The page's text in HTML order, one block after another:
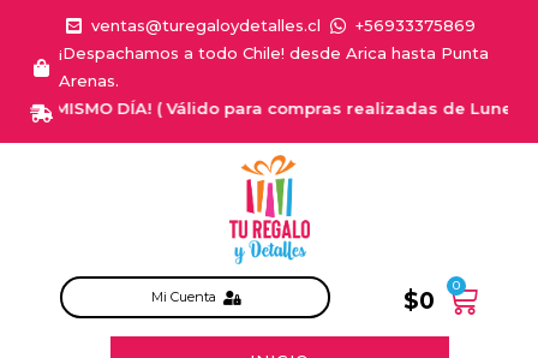
ventas@turegaloydetalles.cl
+56933375869
¡Despachamos a todo Chile! desde Arica hasta Punta
Arenas.
EL MISMO DÍA! ( Válido para compras realizadas de Lunes
Mi Cuenta $0
0